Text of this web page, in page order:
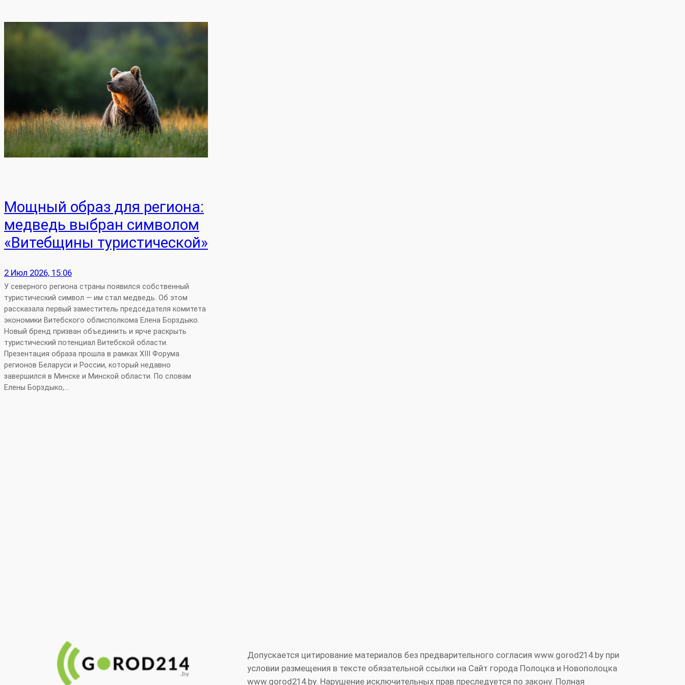
Мощный образ для региона:
медведь выбран символом
«Витебщины туристической»
2 Июл 2026, 15:06
У северного региона страны появился собственный
туристический символ — им стал медведь. Об этом
рассказала первый заместитель председателя комитета
экономики Витебского облисполкома Елена Борздыко.
Новый бренд призван объединить и ярче раскрыть
туристический потенциал Витебской области.
Презентация образа прошла в рамках XIII Форума
регионов Беларуси и России, который недавно
завершился в Минске и Минской области. По словам
Елены Борздыко,…
Допускается цитирование материалов без предварительного согласия www.gorod214.by при
условии размещения в тексте обязательной ссылки на Сайт города Полоцка и Новополоцка
www.gorod214.by. Нарушение исключительных прав преследуется по закону. Полная